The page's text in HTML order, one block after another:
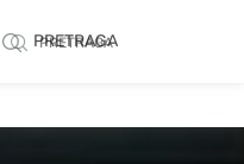
PRETRAGA
PRETRAGA